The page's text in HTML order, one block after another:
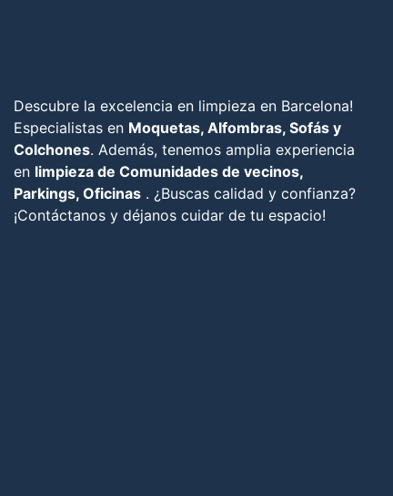
Descubre la excelencia en limpieza en Barcelona!
Especialistas en Moquetas, Alfombras, Sofás y
Colchones. Además, tenemos amplia experiencia
en limpieza de Comunidades de vecinos,
Parkings, Oficinas . ¿Buscas calidad y confianza?
¡Contáctanos y déjanos cuidar de tu espacio!